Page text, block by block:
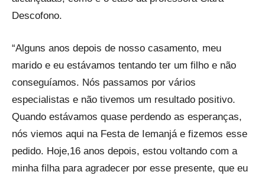
Descofono.
“Alguns anos depois de nosso casamento, meu
marido e eu estávamos tentando ter um filho e não
conseguíamos. Nós passamos por vários
especialistas e não tivemos um resultado positivo.
Quando estávamos quase perdendo as esperanças,
nós viemos aqui na Festa de Iemanjá e fizemos esse
pedido. Hoje,16 anos depois, estou voltando com a
minha filha para agradecer por esse presente, que eu